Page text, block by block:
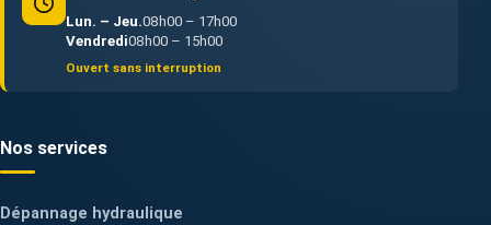
Lun. – Jeu.08h00 – 17h00
Vendredi08h00 – 15h00
Ouvert sans interruption
Nos services
Dépannage hydraulique